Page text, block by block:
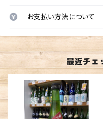
お支払い方法について
最近チェ